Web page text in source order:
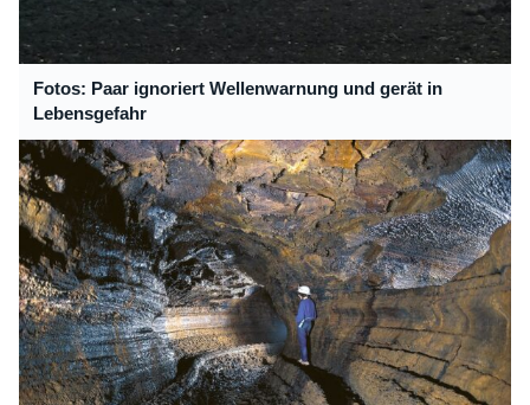
Fotos: Paar ignoriert Wellenwarnung und gerät in
Lebensgefahr